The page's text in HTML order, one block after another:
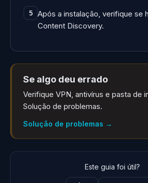
5
Após a instalação, verifique se
Content Discovery.
Se algo deu errado
Verifique VPN, antivírus e pasta de
Solução de problemas.
Solução de problemas →
Este guia foi útil?